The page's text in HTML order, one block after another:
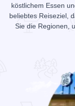
köstlichem Essen
beliebtes Reiseziel,
Sie die Regionen,